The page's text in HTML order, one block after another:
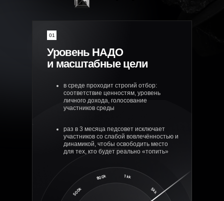
01
Уровень НАДО
и масштабные цели
в среде проходит строгий отбор:
соответствие ценностям, уровень
личного дохода, голосование
участников среды
раз в 3 месяца педсовет исключает
участников со слабой вовлечённостью и
динамикой, чтобы освободить место
для тех, кто будет реально «топить»